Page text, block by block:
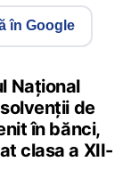
în Google
Național
de
în bănci,
clasa a XII-